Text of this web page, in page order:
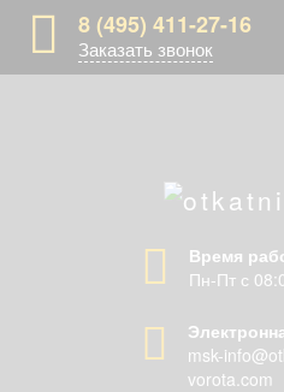
8 (495) 411-27-16
Заказать звонок
Время
Пн-Пт с
msk-
vorota.com